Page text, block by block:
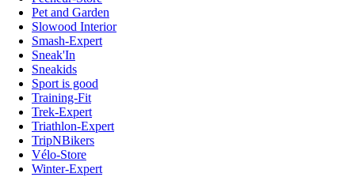
Pet and Garden
Slowood Interior
Smash-Expert
Sneak'In
Sneakids
Sport is good
Training-Fit
Trek-Expert
Triathlon-Expert
TripNBikers
Vélo-Store
Winter-Expert